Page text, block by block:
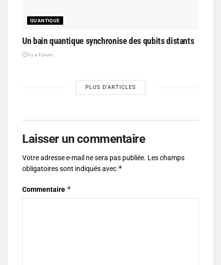
QUANTIQUE
Un bain quantique synchronise des qubits distants
il y a 4 jours
PLUS D'ARTICLES
Laisser un commentaire
Votre adresse e-mail ne sera pas publiée. Les champs
obligatoires sont indiqués avec *
Commentaire *